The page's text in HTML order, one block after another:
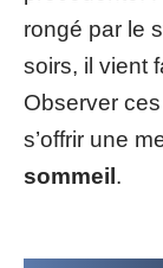
rongé par le
soirs, il vient
Observer
s’offrir une
sommeil.